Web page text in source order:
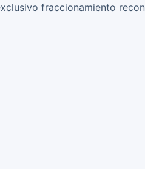
fraccionamiento